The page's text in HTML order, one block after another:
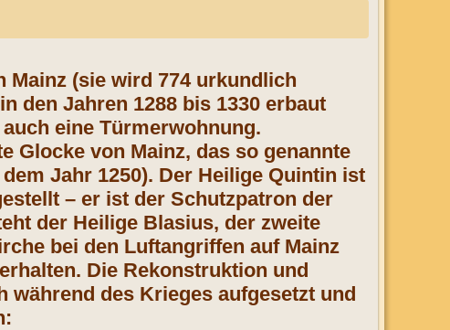
Mainz (sie wird 774 urkundlich
den Jahren 1288 bis 1330 erbaut
eine Türmerwohnung.
Glocke von Mainz, das so genannte
Jahr 1250). Der Heilige Quintin ist
– er ist der Schutzpatron der
der Heilige Blasius, der zweite
bei den Luftangriffen auf Mainz
Die Rekonstruktion und
während des Krieges aufgesetzt und